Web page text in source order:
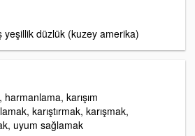
yeşillik düzlük (kuzey amerika)
karışım
karıştırmak, karışmak,
uyum sağlamak